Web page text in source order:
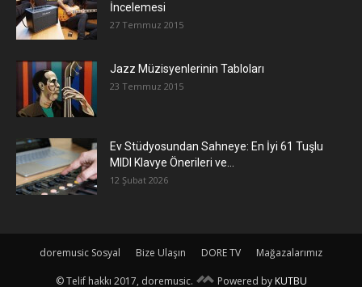
İncelemesi
27 Temmuz 2015
Jazz Müzisyenlerinin Tabloları
23 Temmuz 2015
Ev Stüdyosundan Sahneye: En İyi 61 Tuşlu
MIDI Klavye Önerileri ve...
12 Şubat 2026
doremusic Sosyal Bize Ulaşın DORE TV Mağazalarımız
© Telif hakkı 2017, doremusic. Powered by KUTBU